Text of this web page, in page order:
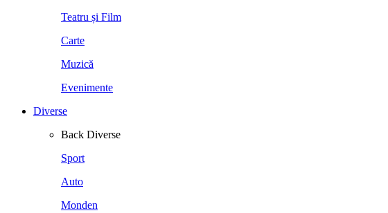
Teatru și Film
Carte
Muzică
Evenimente
Diverse
Back Diverse
Sport
Auto
Monden